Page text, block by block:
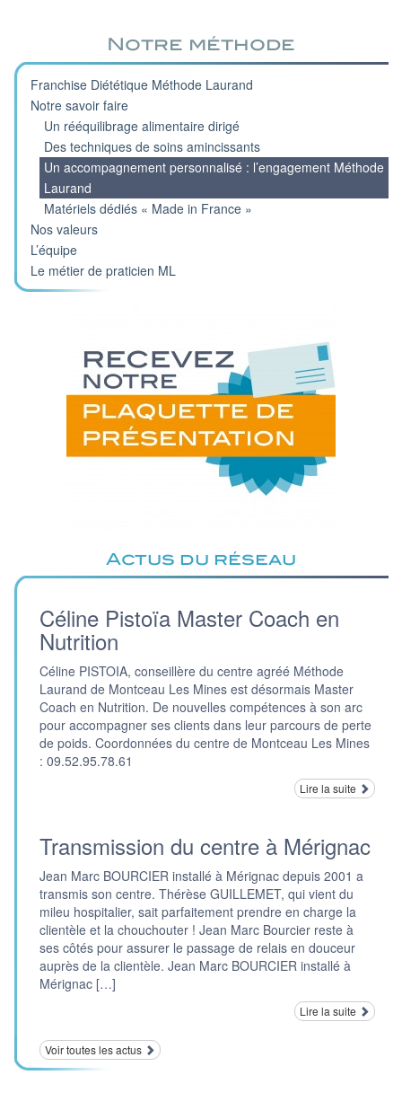
Notre méthode
Franchise Diététique Méthode Laurand
Notre savoir faire
Un rééquilibrage alimentaire dirigé
Des techniques de soins amincissants
Un accompagnement personnalisé : l’engagement Méthode
Laurand
Matériels dédiés « Made in France »
Nos valeurs
L’équipe
Le métier de praticien ML
Actus du réseau
Céline Pistoïa Master Coach en
Nutrition
Céline PISTOIA, conseillère du centre agréé Méthode
Laurand de Montceau Les Mines est désormais Master
Coach en Nutrition. De nouvelles compétences à son arc
pour accompagner ses clients dans leur parcours de perte
de poids. Coordonnées du centre de Montceau Les Mines
: 09.52.95.78.61
Lire la suite
Transmission du centre à Mérignac
Jean Marc BOURCIER installé à Mérignac depuis 2001 a
transmis son centre. Thérèse GUILLEMET, qui vient du
mileu hospitalier, sait parfaitement prendre en charge la
clientèle et la chouchouter ! Jean Marc Bourcier reste à
ses côtés pour assurer le passage de relais en douceur
auprès de la clientèle. Jean Marc BOURCIER installé à
Mérignac […]
Lire la suite
Voir toutes les actus